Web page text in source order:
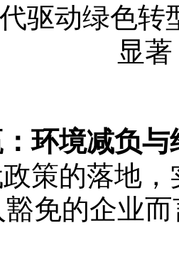
环境减负
策的落地
免的企业